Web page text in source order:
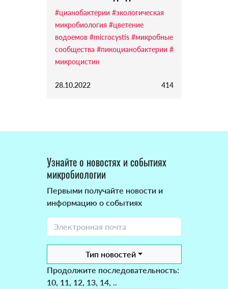
#цианобактерии #экологическая
микробиология #цветение
водоемов #microcystis #микробные
сообщества #пикоцианобактерии #
микроцистин
28.10.2022 414
Узнайте о новостях и событиях
микробиологии
Первыми получайте новости и
информацию о событиях
Тип новостей
Продолжите последовательность:
10, 11, 12, 13, 14, ..